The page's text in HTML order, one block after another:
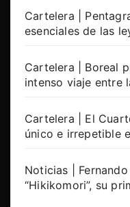
Cartelera |
esenciales de las
Cartelera | Boreal
intenso viaje entre
Cartelera | El
único e irrepetible
Noticias |
“Hikikomori”, su